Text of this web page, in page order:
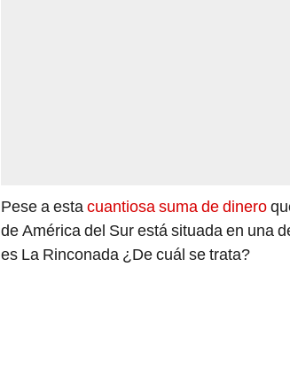
Pese a estacuantiosa suma de dinero
de América del Sur está situada en una
es La Rinconada ¿De cuál se trata?